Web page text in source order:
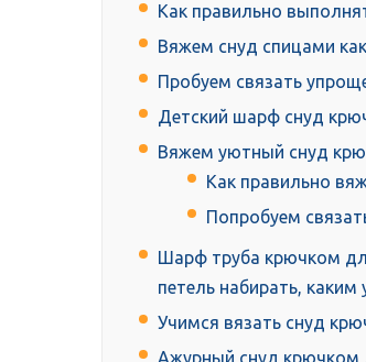
Как правильно
Вяжем снуд спицами
Пробуем связать
Детский шарф снуд
Вяжем уютный снуд
Как правильно
Попробуем
Шарф труба крючком
петель набирать, каким
Учимся вязать снуд